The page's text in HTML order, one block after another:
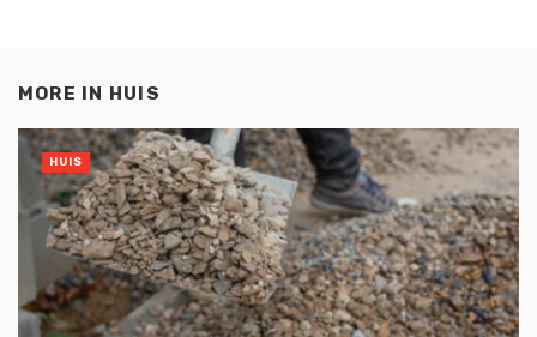
MORE IN HUIS
HUIS